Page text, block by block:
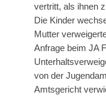
vertritt, als ihnen
Die Kinder
Mutter
Anfrage beim JA
von der
Amtsgericht